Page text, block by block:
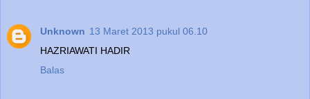
Unknown 13 Maret 2013 pukul 06.10
HAZRIAWATI HADIR
Balas